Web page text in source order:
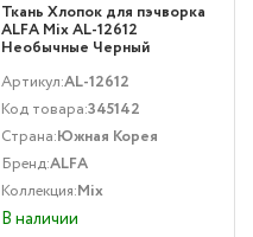
Ткань Хлопок для пэчворка
ALFA Mix AL-12612
Необычные Черный
Артикул:AL-12612
Код товара:345142
Страна:Южная Корея
Бренд:ALFA
Коллекция:Mix
В наличии